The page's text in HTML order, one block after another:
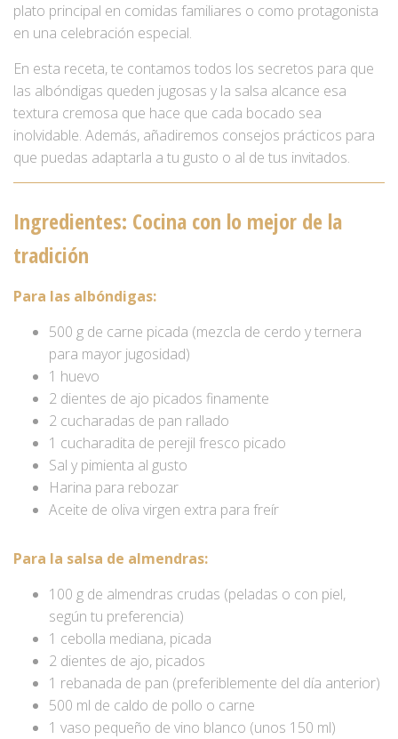
plato principal en comidas familiares o como protagonista
en una celebración especial.
En esta receta, te contamos todos los secretos para que
las albóndigas queden jugosas y la salsa alcance esa
textura cremosa que hace que cada bocado sea
inolvidable. Además, añadiremos consejos prácticos para
que puedas adaptarla a tu gusto o al de tus invitados.
Ingredientes: Cocina con lo mejor de la
tradición
Para las albóndigas:
500 g de carne picada (mezcla de cerdo y ternera
para mayor jugosidad)
1 huevo
2 dientes de ajo picados finamente
2 cucharadas de pan rallado
1 cucharadita de perejil fresco picado
Sal y pimienta al gusto
Harina para rebozar
Aceite de oliva virgen extra para freír
Para la salsa de almendras:
100 g de almendras crudas (peladas o con piel,
según tu preferencia)
1 cebolla mediana, picada
2 dientes de ajo, picados
1 rebanada de pan (preferiblemente del día anterior)
500 ml de caldo de pollo o carne
1 vaso pequeño de vino blanco (unos 150 ml)